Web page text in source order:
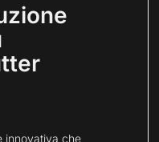
innovativa che